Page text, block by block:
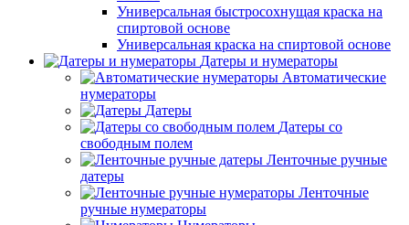
Универсальная быстросохнущая краска на
спиртовой основе
Универсальная краска на спиртовой основе
Датеры и нумераторы
Автоматические
нумераторы
Датеры
Датеры со
свободным полем
Ленточные ручные
датеры
Ленточные
ручные нумераторы